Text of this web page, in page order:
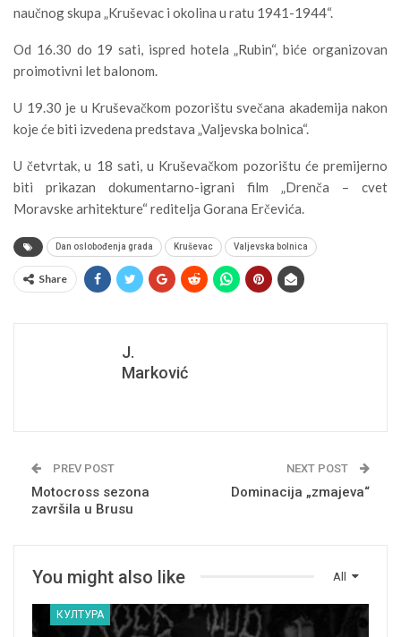
naučnog skupa „Kruševac i okolina u ratu 1941-1944“.
Od 16.30 do 19 sati, ispred hotela „Rubin“, biće organizovan
proimotivni let balonom.
U 19.30 je u Kruševačkom pozorištu svečana akademija nakon
koje će biti izvedena predstava „Valjevska bolnica“.
U četvrtak, u 18 sati, u Kruševačkom pozorištu će premijerno
biti prikazan dokumentarno-igrani film „Drenča – cvet
Moravske arhitekture“ reditelja Gorana Erčevića.
Dan oslobođenja grada Kruševac Valjevska bolnica
Share
J.
Marković
PREV POST
Motocross sezona
završila u Brusu
NEXT POST
Dominacija „zmajeva“
All
You might also like
КУЛТУРА